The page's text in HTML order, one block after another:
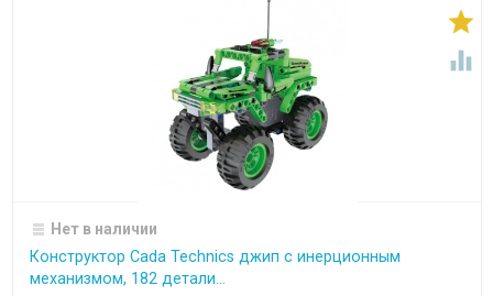


Нет в наличии
Конструктор Cada Technics джип с инерционным
механизмом, 182 детали...